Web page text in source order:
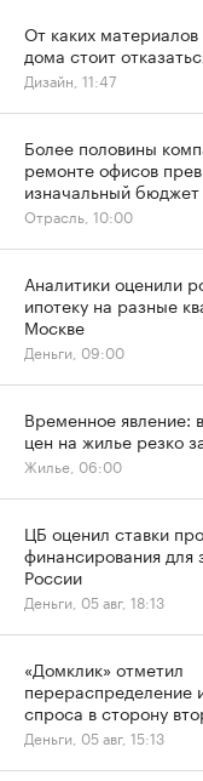
От каких
дома стоит
Дизайн, 11:47
Более половины
ремонте офисов
изначальный бюджет
Отрасль, 10:00
Аналитики оценили
ипотеку на разные
Москве
Деньги, 09:00
Временное явление:
цен на жилье резко
Жилье, 06:00
ЦБ оценил ставки
финансирования для
России
Деньги, 05 авг, 18:13
«Домклик» отметил
перераспределение
спроса в сторону
Деньги, 05 авг, 15:13